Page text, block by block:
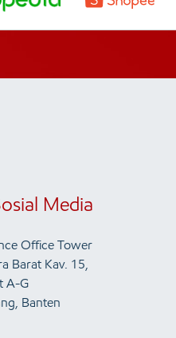
Media
Office Tower
Barat Kav. 15,
A-G
Banten